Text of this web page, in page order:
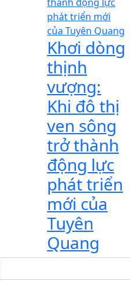
Khơi dòng
thịnh
vượng:
Khi đô thị
ven sông
trở thành
động lực
phát triển
mới của
Tuyên
Quang